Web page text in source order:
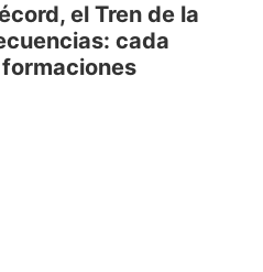
el Tren de la
cada